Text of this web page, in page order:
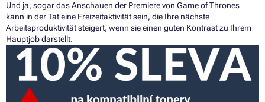
Und ja, sogar das Anschauen der Premiere von Game of Thrones
kann in der Tat eine Freizeitaktivität sein, die Ihre nächste
Arbeitsproduktivität steigert, wenn sie einen guten Kontrast zu Ihrem
Hauptjob darstellt.